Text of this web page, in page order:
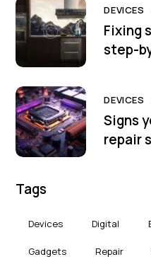
DEVICES
Fixing
step-
DEVICES
Signs
repair
Tags
Devices Digital
Gadgets Repair